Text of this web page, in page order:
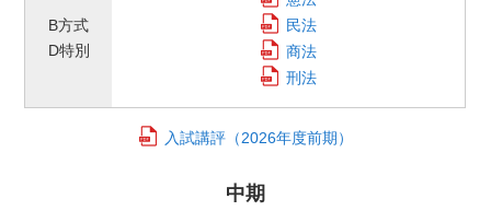
B方式
D特別
民法
商法
刑法
入試講評（2026年度前期）
中期